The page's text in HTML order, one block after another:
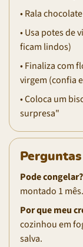
• Rala
• Usa potes de
ficam lindos)
• Finaliza com
virgem (confia
• Coloca um
surpresa"
Pode congelar?
montado 1 mês.
Por que meu
cozinhou em
salva.